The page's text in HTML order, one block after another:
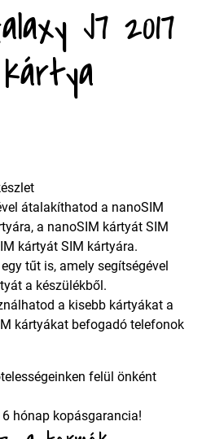
J7 2017
átalakíthatod a nanoSIM
a nanoSIM kártyát SIM
kártyát SIM kártyára.
tűt is, amely segítségével
a készülékből.
a kisebb kártyákat a
kártyákat befogadó telefonok
felül önként
hónap kopásgarancia!